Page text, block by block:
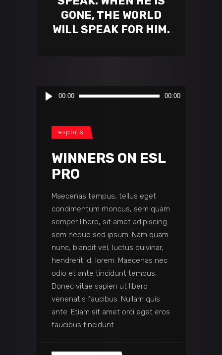
GONE, THE WORLD
WILL SPEAK FOR HIM.
Audio
00:00 00:00
esports
WINNERS ON ESL
PRO
Maecenas tempus, tellus eget
condimentum rhoncus, sem quam
semper libero, sit amet adipiscing
sem neque sed ipsum. Nam quam
nunc, blandit vel, luctus pulvinar,
hendrerit id, lorem. Maecenas nec
odio et ante tincidunt tempus.
Donec vitae sapien ut libero
venenatis faucibus. Nullam quis
ante. Etiam sit amet orci eget eros
faucibus tincidunt.